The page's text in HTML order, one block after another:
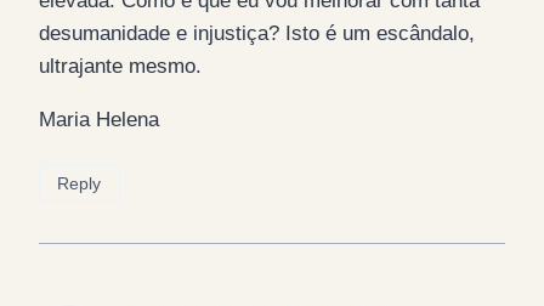
desumanidade e injustiça? Isto é um escândalo,
ultrajante mesmo.
Maria Helena
Reply